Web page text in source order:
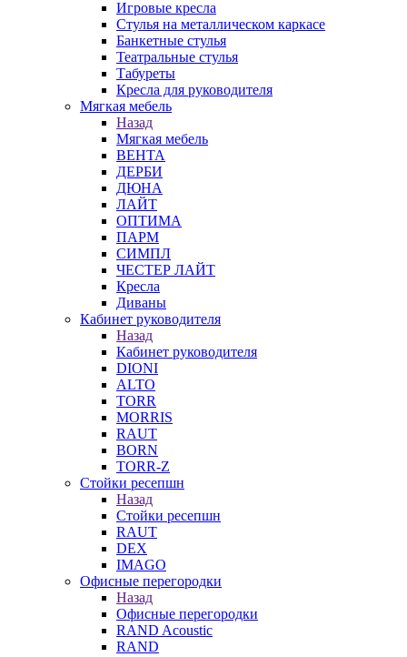
Игровые кресла
Стулья на металлическом каркасе
Банкетные стулья
Театральные стулья
Табуреты
Кресла для руководителя
Мягкая мебель
Назад
Мягкая мебель
ВЕНТА
ДЕРБИ
ДЮНА
ЛАЙТ
ОПТИМА
ПАРМ
СИМПЛ
ЧЕСТЕР ЛАЙТ
Кресла
Диваны
Кабинет руководителя
Назад
Кабинет руководителя
DIONI
ALTO
TORR
MORRIS
RAUT
BORN
TORR-Z
Стойки ресепшн
Назад
Стойки ресепшн
RAUT
DEX
IMAGO
Офисные перегородки
Назад
Офисные перегородки
RAND Acoustic
RAND